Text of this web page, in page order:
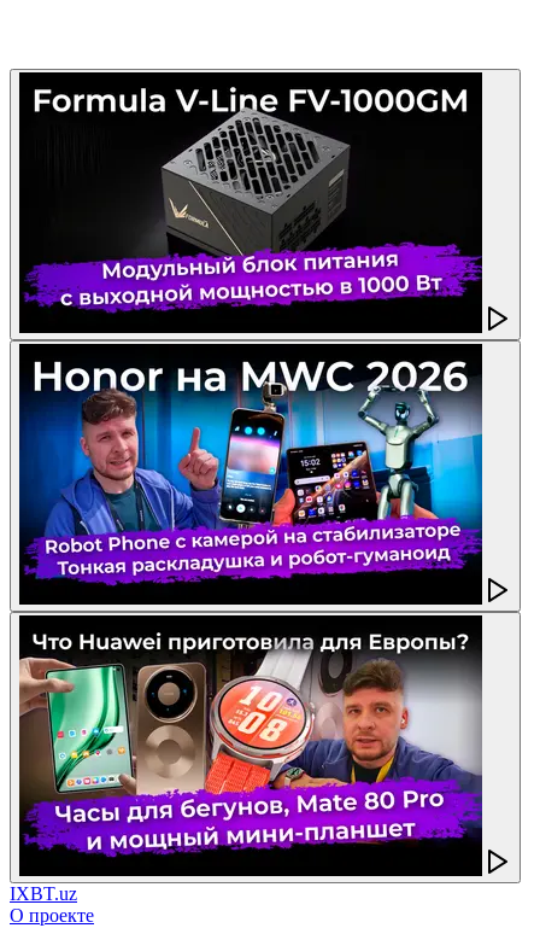
IXBT.uz
О проекте